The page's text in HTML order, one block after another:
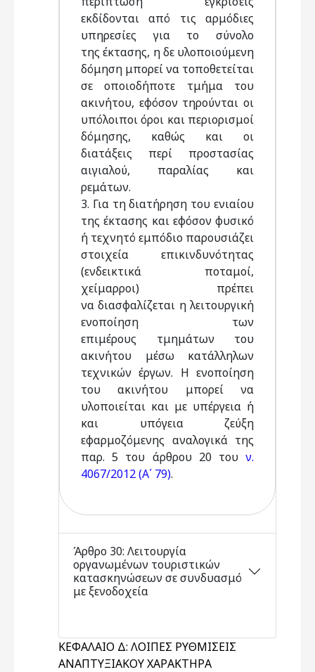
εκδίδονται από τις αρμόδιες
υπηρεσίες για το σύνολο
της έκτασης, η δε υλοποιούμενη
δόμηση μπορεί να τοποθετείται
σε οποιοδήποτε τμήμα του
ακινήτου, εφόσον τηρούνται οι
υπόλοιποι όροι και περιορισμοί
δόμησης, καθώς και οι
διατάξεις περί προστασίας
αιγιαλού, παραλίας και
ρεμάτων.
3. Για τη διατήρηση του ενιαίου
της έκτασης και εφόσον φυσικό
ή τεχνητό εμπόδιο παρουσιάζει
στοιχεία επικινδυνότητας
(ενδεικτικά ποταμοί,
χείμαρροι) πρέπει
να διασφαλίζεται η λειτουργική
ενοποίηση των
επιμέρους τμημάτων του
ακινήτου μέσω κατάλληλων
τεχνικών έργων. Η ενοποίηση
του ακινήτου μπορεί να
υλοποιείται και με υπέργεια ή
και υπόγεια ζεύξη
εφαρμοζόμενης αναλογικά της
παρ. 5 του άρθρου 20 του ν.
4067/2012 (Α΄ 79).
Άρθρο 30: Λειτουργία
οργανωμένων τουριστικών
κατασκηνώσεων σε συνδυασμό
με ξενοδοχεία
ΚΕΦΑΛΑΙΟ Δ: ΛΟΙΠΕΣ ΡΥΘΜΙΣΕΙΣ
ΑΝΑΠΤΥΞΙΑΚΟΥ ΧΑΡΑΚΤΗΡΑ